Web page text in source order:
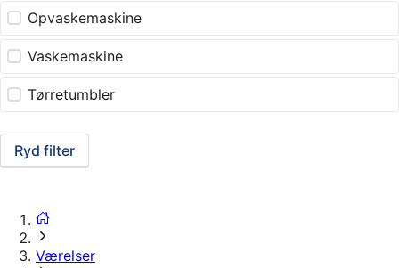
Opvaskemaskine
Vaskemaskine
Tørretumbler
Ryd filter
Værelser